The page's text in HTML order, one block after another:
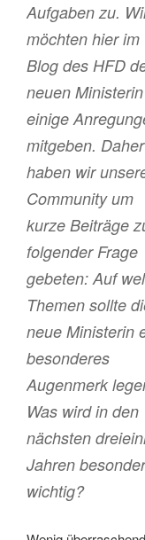
Aufgaben zu.
möchten hier im
Blog des HFD
neuen Ministerin
einige
mitgeben. Daher
haben wir
Community um
kurze Beiträge
folgender Frage
gebeten: Auf
Themen sollte
neue Ministerin
besonderes
Augenmerk
Was wird in den
nächsten
Jahren
wichtig?